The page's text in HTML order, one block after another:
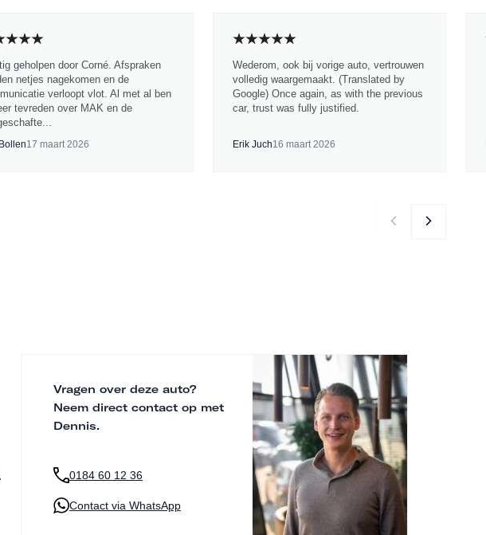
geholpen door Corné. Afspraken
netjes nagekomen en de
verloopt vlot. Al met al ben
tevreden over MAK en de
17 maart 2026
Wederom, ook bij vorige auto, vertrouwen
volledig waargemaakt. (Translated by
Google) Once again, as with the previous
car, trust was fully justified.
Erik Juch16 maart 2026
Vragen over deze auto?
Neem direct contact op met
Dennis.
0184 60 12 36
Contact via WhatsApp